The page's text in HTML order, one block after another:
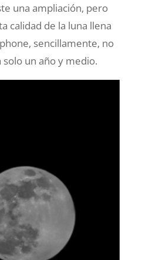
una ampliación, pero
calidad de la luna llena
sencillamente, no
un año y medio.